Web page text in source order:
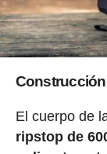
El cuerpo de
ripstop de